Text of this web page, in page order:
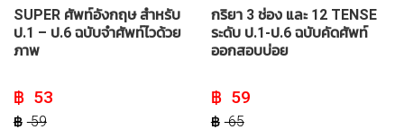
SUPER ศัพท์อังกฤษ สำหรับ
ป.1 – ป.6 ฉบับจำศัพท์ไวด้วย
ภาพ
59
Original
price
was:
฿ 59.
53
Current
price
is:
฿ 53.
กริยา 3 ช่อง และ 12 TENSE
ระดับ ป.1-ป.6 ฉบับคัดศัพท์
ออกสอบบ่อย
65
Original
price
was:
฿ 65.
59
Current
price
is:
฿ 59.